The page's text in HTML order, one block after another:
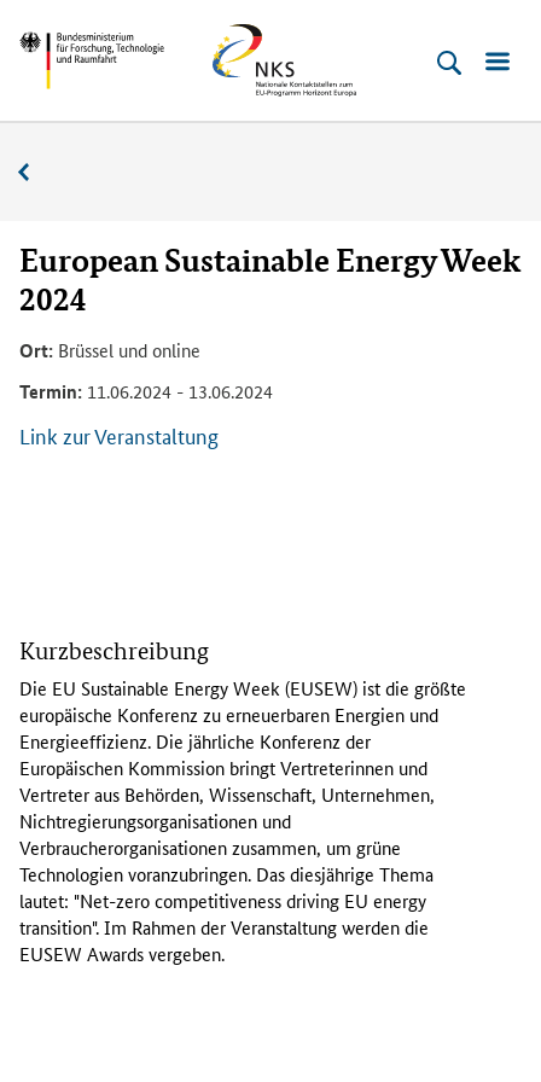
zum
Inhalt
(Eingabetaste)
zum
Hauptmenu
(Eingabetaste)
zur
Suche
(Eingabetaste)
zur
Fußleiste
(Enter)
Bundesministerium
Technologie
Raumfahrt
Horizont
Europa
European Sustainable Energy Week
2024
Ort: Brüssel und online
Termin: 11.06.2024 - 13.06.2024
Link zur Veranstaltung
e
E
U
S
u
s
t
a
i
n
a
b
Kurzbeschreibung
Die EU Sustainable Energy Week (EUSEW) ist die größte
europäische Konferenz zu erneuerbaren Energien und
Energieeffizienz. Die jährliche Konferenz der
Europäischen Kommission bringt Vertreterinnen und
Vertreter aus Behörden, Wissenschaft, Unternehmen,
Nichtregierungsorganisationen und
Verbraucherorganisationen zusammen, um grüne
Technologien voranzubringen. Das diesjährige Thema
lautet: "Net-zero competitiveness driving EU energy
transition". Im Rahmen der Veranstaltung werden die
EUSEW Awardsvergeben.